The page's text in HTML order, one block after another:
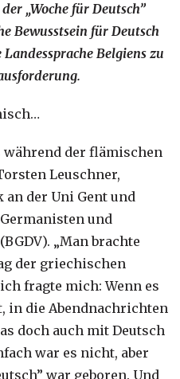
„Woche für Deutsch”
Bewusstsein für Deutsch
Belgiens zu
während der flämischen
Leuschner,
der Uni Gent und
und
„Man brachte
der griechischen
fragte mich: Wenn es
in die Abendnachrichten
doch auch mit Deutsch
war es nicht, aber
war geboren. Und